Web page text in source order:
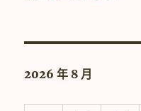
2026 年 8 月